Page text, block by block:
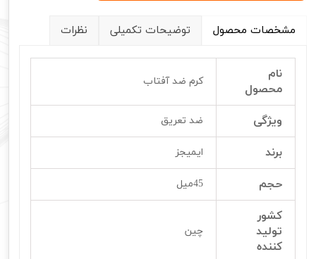
مشخصات محصول توضیحات تکمیلی نظرات
نام
محصول
کرم ضد آفتاب
ویژگی ضد تعریق
برند ایمیجز
حجم 45میل
کشور
تولید
کننده
چین